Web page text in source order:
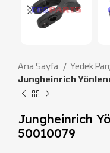
Ana Sayfa Yedek
Jungheinrich
Jungheinrich
50010079